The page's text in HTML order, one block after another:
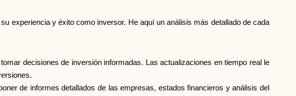
experiencia y éxito como inversor. He aquí un análisis más detallado de cada
decisiones de inversión informadas. Las actualizaciones en tiempo real le
de informes detallados de las empresas, estados financieros y análisis del